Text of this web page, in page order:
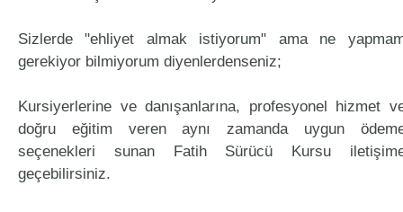
Sizlerde "ehliyet almak istiyorum" ama ne
gerekiyor bilmiyorum diyenlerdenseniz;
Kursiyerlerine ve danışanlarına, profesyonel hizmet
doğru eğitim veren aynı zamanda uygun
seçenekleri sunan Fatih Sürücü Kursu
geçebilirsiniz.